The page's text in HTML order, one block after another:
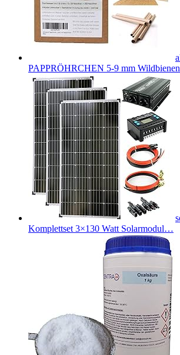
PAPPRÖHRCHEN 5-9 mm
Komplettset 3×130 Watt Solarmodul…